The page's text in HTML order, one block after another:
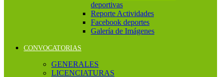
deportivas
Reporte Actividades
Facebook deportes
Galería de Imágenes
CONVOCATORIAS
GENERALES
LICENCIATURAS